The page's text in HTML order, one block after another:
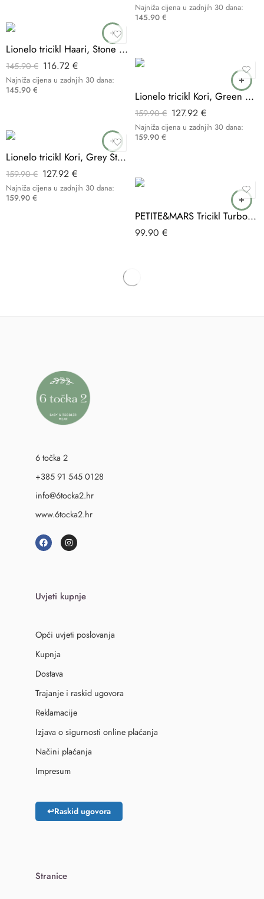
Najniža cijena u zadnjih 30 dana:
145.90 €
Lionelo tricikl Haari, Stone Grey
145.90€ 116.72 €
Najniža cijena u zadnjih 30 dana:
145.90 € Lionelo tricikl Kori, Green Emerald
159.90€ 127.92 €
Najniža cijena u zadnjih 30 dana:
159.90 €
Lionelo tricikl Kori, Grey Stone
159.90€ 127.92 €
Najniža cijena u zadnjih 30 dana:
159.90 €
PETITE&MARS Tricikl Turbo 5 u 1, Desert Sand
99.90 €
6 točka 2
+385 91 545 0128
info@6tocka2.hr
www.6tocka2.hr
Uvjeti kupnje
Opći uvjeti poslovanja
Kupnja
Dostava
Trajanje i raskid ugovora
Reklamacije
Izjava o sigurnosti online plaćanja
Načini plaćanja
Impresum
↩Raskid ugovora
Stranice